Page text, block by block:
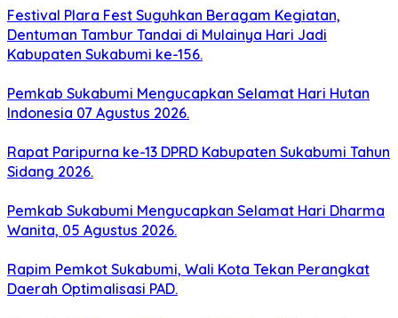
Festival Plara Fest Suguhkan Beragam Kegiatan,
Dentuman Tambur Tandai di Mulainya Hari Jadi
Kabupaten Sukabumi ke-156.
Pemkab Sukabumi Mengucapkan Selamat Hari Hutan
Indonesia 07 Agustus 2026.
Rapat Paripurna ke-13 DPRD Kabupaten Sukabumi Tahun
Sidang 2026.
Pemkab Sukabumi Mengucapkan Selamat Hari Dharma
Wanita, 05 Agustus 2026.
Rapim Pemkot Sukabumi, Wali Kota Tekan Perangkat
Daerah Optimalisasi PAD.